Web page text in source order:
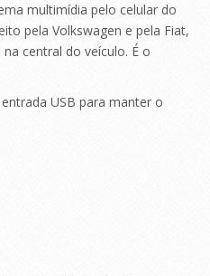
multimídia pelo celular do
pela Volkswagen e pela Fiat,
central do veículo. É o
USB para manter o